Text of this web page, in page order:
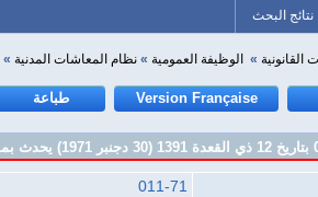
نتائج البحث
القانونية » الوظيفة العمومية » نظام المعاشات المدنية »
Version Française طباعة
011-71